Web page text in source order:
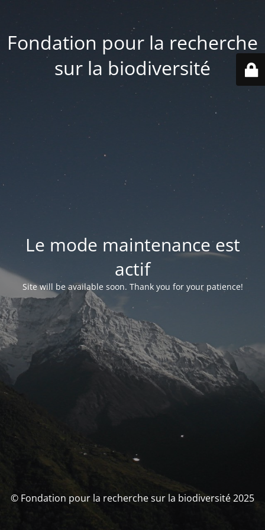
Fondation pour la recherche
sur la biodiversité
Le mode maintenance est
actif
Site will be available soon. Thank you for your patience!
© Fondation pour la recherche sur la biodiversité 2025